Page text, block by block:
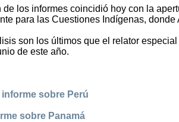
de los informes coincidió hoy con la
para las Cuestiones Indígenas,
son los últimos que el relator
de este año.
sobre Perú
sobre Panamá